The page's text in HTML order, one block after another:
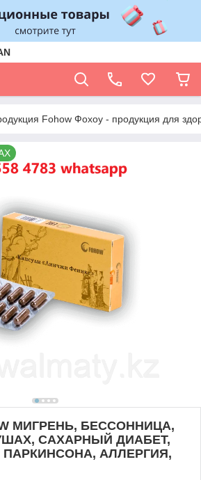
Fohow Фохоу - продукция для
МИГРЕНЬ, БЕССОННИЦА,
САХАРНЫЙ ДИАБЕТ,
АЛЛЕРГИЯ,